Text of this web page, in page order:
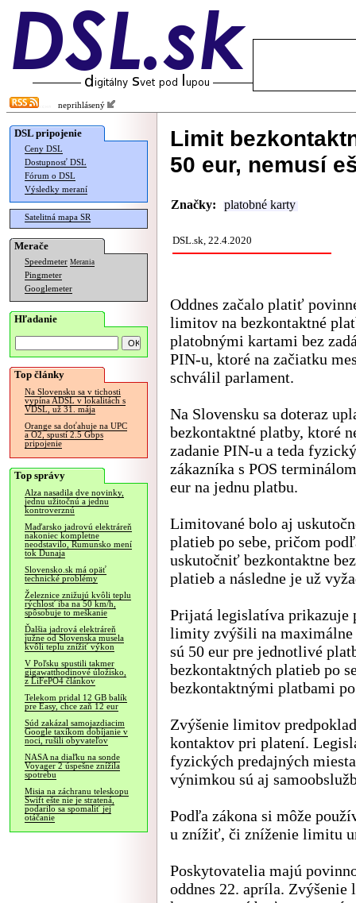
neprihlásený
DSL pripojenie
Ceny DSL
Dostupnosť DSL
Fórum o DSL
Výsledky meraní
Satelitná mapa SR
Merače
Speedmeter Merania
Pingmeter
Googlemeter
Hľadanie
Top články
Na Slovensku sa v tichosti
vypína ADSL v lokalitách s
VDSL, už 31. mája
Orange sa doťahuje na UPC
a O2, spustí 2.5 Gbps
pripojenie
Top správy
Alza nasadila dve novinky,
jednu užitočnú a jednu
kontroverznú
Maďarsko jadrovú elektráreň
nakoniec kompletne
neodstavilo, Rumunsko mení
tok Dunaja
Slovensko.sk má opäť
technické problémy
Železnice znižujú kvôli teplu
rýchlosť iba na 50 km/h,
spôsobuje to meškanie
Ďalšia jadrová elektráreň
južne od Slovenska musela
kvôli teplu znížiť výkon
V Poľsku spustili takmer
gigawatthodinové úložisko,
z LiFePO4 článkov
Telekom pridal 12 GB balík
pre Easy, chce zaň 12 eur
Súd zakázal samojazdiacim
Google taxíkom dobíjanie v
noci, rušili obyvateľov
NASA na diaľku na sonde
Voyager 2 úspešne znížila
spotrebu
Misia na záchranu teleskopu
Swift ešte nie je stratená,
podarilo sa spomaliť jej
otáčanie
Limit
50 eur, nemusí
Značky: platobné karty
DSL.sk, 22.4.2020
Oddnes začalo platiť
limitov na bezkontaktné
platobnými kartami bez
PIN-u, ktoré na začiatku
schválil parlament.
Na Slovensku sa doteraz
bezkontaktné platby, ktoré
zadanie PIN-u a teda
zákazníka s POS
eur na jednu platbu.
Limitované bolo aj
platieb po sebe, pričom
uskutočniť bezkontaktne
platieb a následne je už
Prijatá legislatíva prikazuje
limity zvýšili na
sú 50 eur pre jednotlivé
bezkontaktných platieb po
bezkontaktnými platbami po
Zvýšenie limitov
kontaktov pri platení.
fyzických predajných
výnimkou sú aj
Podľa zákona si môže
u znížiť, či zníženie limitu
Poskytovatelia majú
oddnes 22. apríla.